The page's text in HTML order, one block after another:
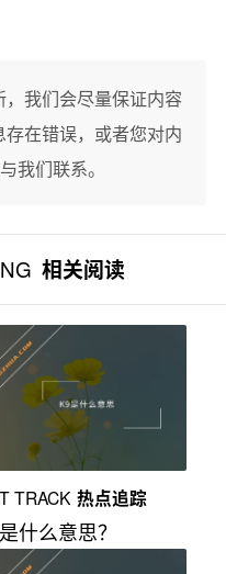
我们会尽量保证内容
在错误，或者您对内
我们联系。
相关阅读
TRACK 热点追踪
什么意思？